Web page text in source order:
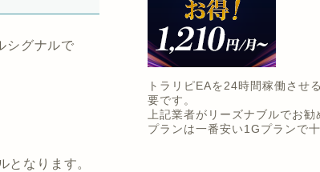
シグナルで
となります。
トラリピEAを24時間稼働させ
要です。
上記業者がリーズナブルでお勧
プランは一番安い1Gプランで十